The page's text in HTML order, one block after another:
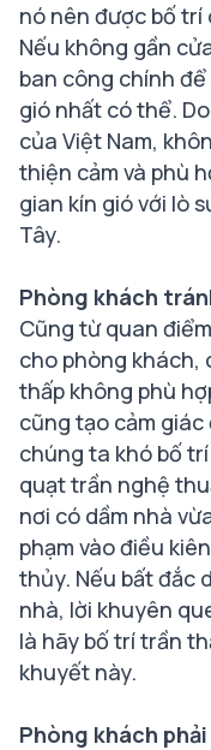
nó nên được bố
Nếu không gần
ban công chính
gió nhất có thể.
của Việt Nam,
thiện cảm và phù
gian kín gió với lò
Tây.
Phòng khách
Cũng từ quan
cho phòng khách,
thấp không phù
cũng tạo cảm giác
chúng ta khó bố
quạt trần nghệ
nơi có dầm nhà
phạm vào điều
thủy. Nếu bất đắc
nhà, lời khuyên
là hãy bố trí trần
khuyết này.
Phòng khách